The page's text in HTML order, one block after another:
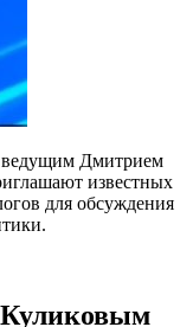
ведущим Дмитрием
известных
для обсуждения